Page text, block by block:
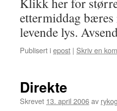
ettermiddag
levende lys.
Publisert iepost | Skriv en
Direkte
Skrevet 13. april 2006av